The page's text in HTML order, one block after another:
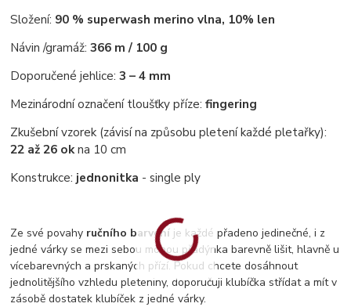
Složení: 90 % superwash merino vlna, 10% len
Návin /gramáž: 366 m / 100 g
Doporučené jehlice:3 – 4 mm
Mezinárodní označení tloušťky příze:fingering
Zkušební vzorek (závisí na způsobu pletení každé pletařky):
22 až 26 okna 10 cm
Konstrukce: jednonitka - single ply
Ze své povahy ručního barvení je každé přadeno jedinečné, i z
jedné várky se mezi sebou mohou přadýnka barevně lišit, hlavně u
vícebarevných a prskaných přízí. Pokud chcete dosáhnout
jednolitějšího vzhledu pleteniny, doporučuji klubíčka střídat a mít v
zásobě dostatek klubíček z jedné várky.